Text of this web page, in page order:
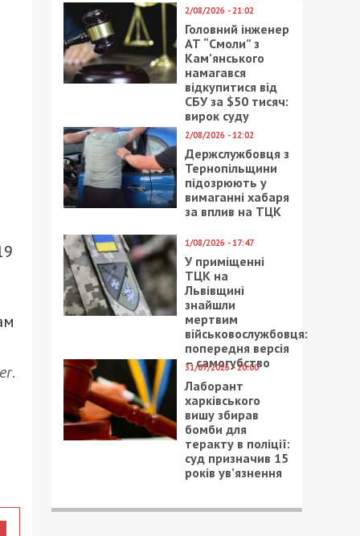
.
2/08/2026 - 21:02
Головний інженер
АТ “Смоли” з
Кам’янського
намагався
відкупитися від
СБУ за $50 тисяч:
вирок суду
2/08/2026 - 12:02
Держслужбовця з
Тернопільщини
підозрюють у
вимаганні хабаря
за вплив на ТЦК
1/08/2026 - 17:47
У приміщенні
ТЦК на
Львівщині
знайшли
мертвим
військовослужбовця:
попередня версія
– самогубство
31/07/2026 - 20:00
Лаборант
харківського
вишу збирав
бомби для
теракту в поліції:
суд призначив 15
років ув’язнення